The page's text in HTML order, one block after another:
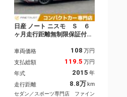
日産 ノート ニスモ Ｓ ６
ヶ月走行距離無制限保証付
ナビ フルセグＴＶ バック
カメラ ＥＴＣ スマートキ
ー 禁煙車 Ｂｌｕｅｔｏｏ
ｔｈ 純正１７インチアルミ
ホイール ドライブレコーダ
ー 盗難防止装置
車両価格 108 万円
支払総額 119.5 万円
年式 2015 年
走行距離 8.8万km
セダン／スポーツ専門店 ファイン